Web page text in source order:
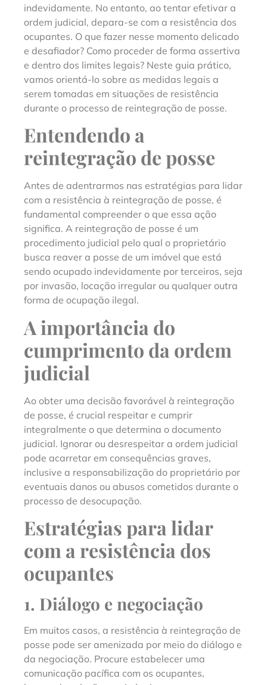
indevidamente. No entanto, ao tentar efetivar a
ordem judicial, depara-se com a resistência dos
ocupantes. O que fazer nesse momento delicado
e desafiador? Como proceder de forma assertiva
e dentro dos limites legais? Neste guia prático,
vamos orientá-lo sobre as medidas legais a
serem tomadas em situações de resistência
durante o processo de reintegração de posse.
Entendendo a
reintegração de posse
Antes de adentrarmos nas estratégias para lidar
com a resistência à reintegração de posse, é
fundamental compreender o que essa ação
significa. A reintegração de posse é um
procedimento judicial pelo qual o proprietário
busca reaver a posse de um imóvel que está
sendo ocupado indevidamente por terceiros, seja
por invasão, locação irregular ou qualquer outra
forma de ocupação ilegal.
A importância do
cumprimento da ordem
judicial
Ao obter uma decisão favorável à reintegração
de posse, é crucial respeitar e cumprir
integralmente o que determina o documento
judicial. Ignorar ou desrespeitar a ordem judicial
pode acarretar em consequências graves,
inclusive a responsabilização do proprietário por
eventuais danos ou abusos cometidos durante o
processo de desocupação.
Estratégias para lidar
com a resistência dos
ocupantes
1. Diálogo e negociação
Em muitos casos, a resistência à reintegração de
posse pode ser amenizada por meio do diálogo e
da negociação. Procure estabelecer uma
comunicação pacífica com os ocupantes,